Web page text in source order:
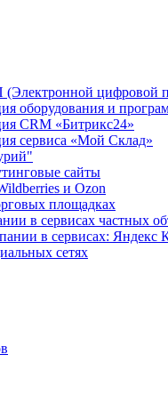
цифровой
оборудования и
CRM «Битрикс24»
сервиса «Мой Склад»
сайты
и Ozon
площадках
в сервисах
в сервисах:
сетях